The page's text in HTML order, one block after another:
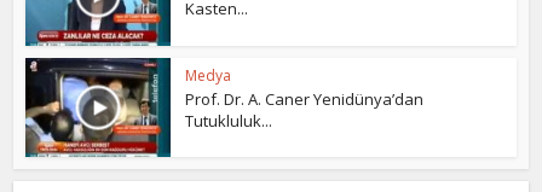
Kasten...
Medya
Prof. Dr. A. Caner Yenidünya’dan
Tutukluluk...